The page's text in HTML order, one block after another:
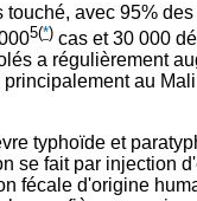
avec 95%
5(*) cas et 30 000
a régulièrement
au
typhoïde et
se fait par injection
fécale d'origine